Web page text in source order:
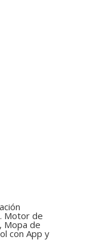
Motor de
Mopa de
con App y